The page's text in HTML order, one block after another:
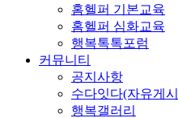
홈헬퍼 기본교육
홈헬퍼 심화교육
행복톡톡포럼
커뮤니티
공지사항
수다잇다(자유게
행복갤러리